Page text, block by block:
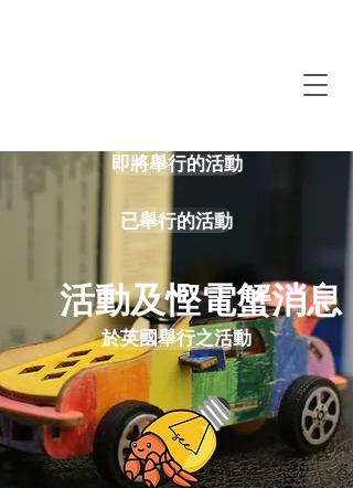
即將舉行的活動
已舉行的活動
​活動及慳電蟹消息
於英國舉行之活動